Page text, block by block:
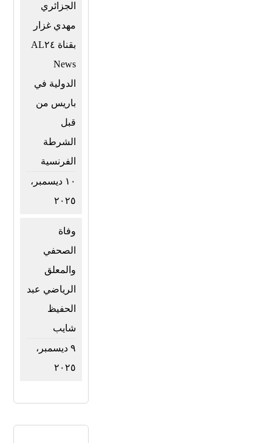
الجزائري
مهدي غزار
بقناة AL٢٤
News
الدولية في
باريس من
قبل
الشرطة
الفرنسية
١٠ ديسمبر،
٢٠٢٥
وفاة
الصحفي
والمعلق
الرياضي عبد
الحفيظ
شايب
٩ ديسمبر،
٢٠٢٥